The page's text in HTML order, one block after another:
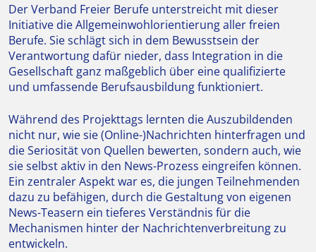
Der Verband Freier Berufe unterstreicht mit dieser
Initiative die Allgemeinwohlorientierung aller freien
Berufe. Sie schlägt sich in dem Bewusstsein der
Verantwortung dafür nieder, dass Integration in die
Gesellschaft ganz maßgeblich über eine qualifizierte
und umfassende Berufsausbildung funktioniert.
Während des Projekttags lernten die Auszubildenden
nicht nur, wie sie (Online-)Nachrichten hinterfragen und
die Seriosität von Quellen bewerten, sondern auch, wie
sie selbst aktiv in den News-Prozess eingreifen können.
Ein zentraler Aspekt war es, die jungen Teilnehmenden
dazu zu befähigen, durch die Gestaltung von eigenen
News-Teasern ein tieferes Verständnis für die
Mechanismen hinter der Nachrichtenverbreitung zu
entwickeln.